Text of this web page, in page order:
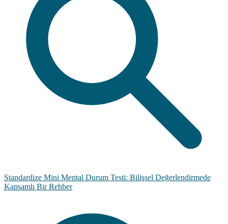
Standardize Mini Mental Durum Testi: Bilişsel Değerlendirmede
Kapsamlı Bir Rehber